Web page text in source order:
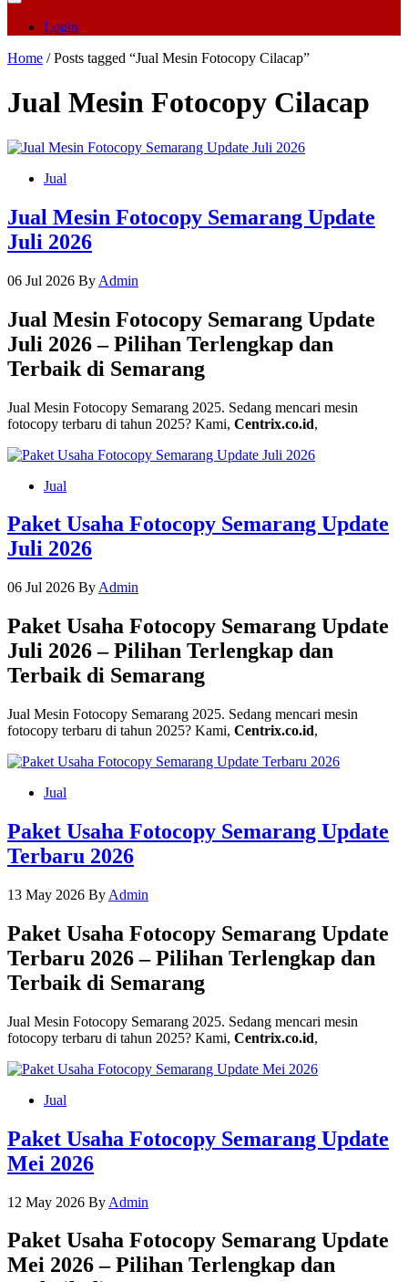
Login
Home / Posts tagged “Jual Mesin Fotocopy Cilacap”
Jual Mesin Fotocopy Cilacap
Jual
Jual Mesin Fotocopy Semarang Update
Juli 2026
06 Jul 2026 By Admin
Jual Mesin Fotocopy Semarang Update
Juli 2026 – Pilihan Terlengkap dan
Terbaik di Semarang
Jual Mesin Fotocopy Semarang 2025. Sedang mencari mesin
fotocopy terbaru di tahun 2025? Kami, Centrix.co.id,
Jual
Paket Usaha Fotocopy Semarang Update
Juli 2026
06 Jul 2026 By Admin
Paket Usaha Fotocopy Semarang Update
Juli 2026 – Pilihan Terlengkap dan
Terbaik di Semarang
Jual Mesin Fotocopy Semarang 2025. Sedang mencari mesin
fotocopy terbaru di tahun 2025? Kami, Centrix.co.id,
Jual
Paket Usaha Fotocopy Semarang Update
Terbaru 2026
13 May 2026 By Admin
Paket Usaha Fotocopy Semarang Update
Terbaru 2026 – Pilihan Terlengkap dan
Terbaik di Semarang
Jual Mesin Fotocopy Semarang 2025. Sedang mencari mesin
fotocopy terbaru di tahun 2025? Kami, Centrix.co.id,
Jual
Paket Usaha Fotocopy Semarang Update
Mei 2026
12 May 2026 By Admin
Paket Usaha Fotocopy Semarang Update
Mei 2026 – Pilihan Terlengkap dan